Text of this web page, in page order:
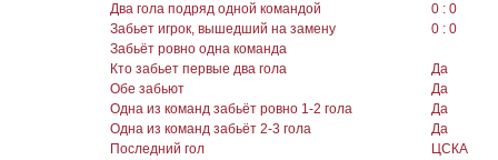
Два гола подряд одной командой
0 : 0
Забьет игрок, вышедший на замену
0 : 0
Забьёт ровно одна команда
Кто забьет первые два гола
Да
Обе забьют
Да
Одна из команд забьёт ровно 1-2 гола
Да
Одна из команд забьёт 2-3 гола
Да
Последний гол
ЦСКА